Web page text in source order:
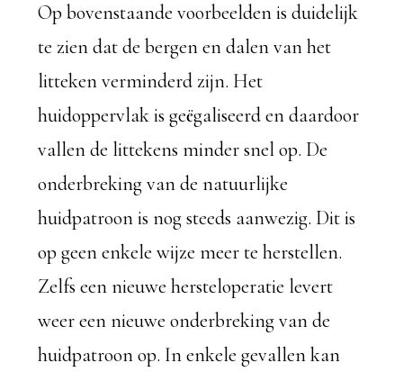
Op bovenstaande voorbeelden is duidelijk
te zien dat de bergen en dalen van het
litteken verminderd zijn. Het
huidoppervlak is geëgaliseerd en daardoor
vallen de littekens minder snel op. De
onderbreking van de natuurlijke
huidpatroon is nog steeds aanwezig. Dit is
op geen enkele wijze meer te herstellen.
Zelfs een nieuwe hersteloperatie levert
weer een nieuwe onderbreking van de
huidpatroon op. In enkele gevallen kan